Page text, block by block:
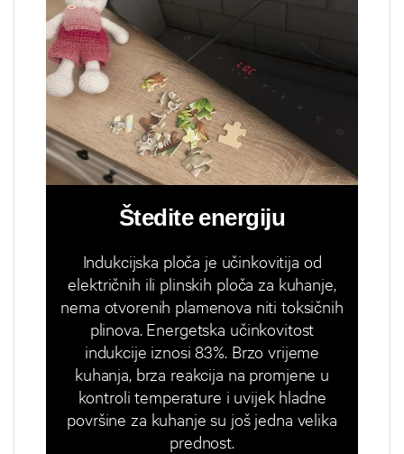
Štedite energiju
Indukcijska ploča je učinkovitija od
električnih ili plinskih ploča za kuhanje,
nema otvorenih plamenova niti toksičnih
plinova. Energetska učinkovitost
indukcije iznosi 83%. Brzo vrijeme
kuhanja, brza reakcija na promjene u
kontroli temperature i uvijek hladne
površine za kuhanje su još jedna velika
prednost.